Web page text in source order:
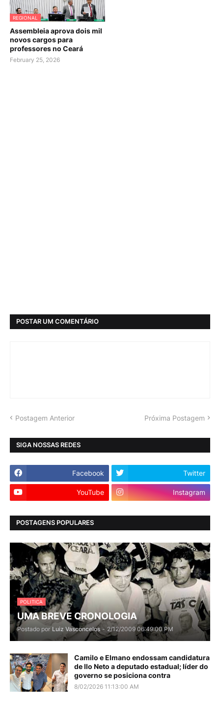
REGIONAL
Assembleia aprova dois mil
novos cargos para
professores no Ceará
February 25, 2026
POSTAR UM COMENTÁRIO
Postagem Anterior Próxima Postagem
SIGA NOSSAS REDES
Facebook Twitter
YouTube Instagram
POSTAGENS POPULARES
POLITICA
UMA BREVE CRONOLOGIA
Postado por Luiz Vasconcelos - 2/12/2009 06:49:00 PM
Camilo e Elmano endossam candidatura
de Ilo Neto a deputado estadual; líder do
governo se posiciona contra
8/02/2026 11:13:00 AM